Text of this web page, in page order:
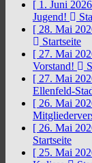
[ 1. Juni
Jugend!
[ 28. Mai
Startseite
[ 27. Mai
Vorstand!
[ 27. Mai
Ellenfeld-
[ 26. Mai
[ 26. Mai
Startseite
[ 25. Mai